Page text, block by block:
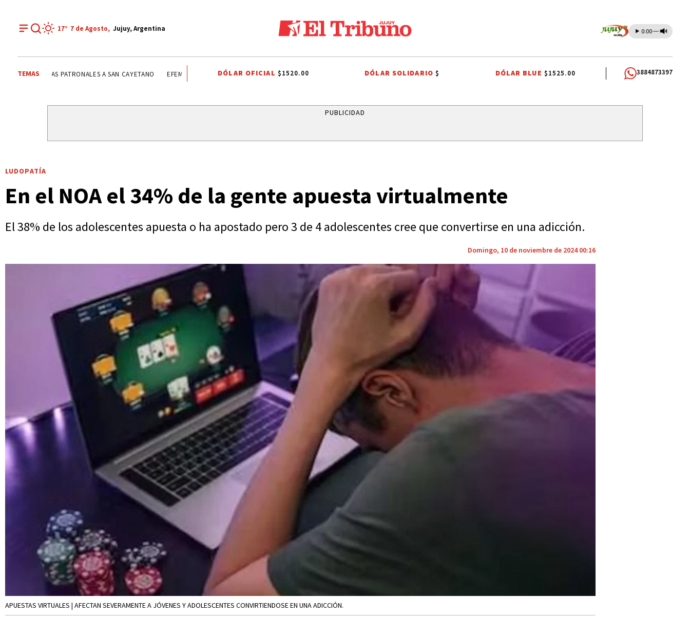
17° 7 de Agosto, Jujuy, Argentina 0:00
TEMAS FIESTAS PATRONALES A SAN CAYETANO FIESTAS PATRONALES A SAN CAYETANO CONFLICTO PORTUARIO GREMIOS DOCENTES RUBÉN EDUARDO RIVAROLA JORGE GARCÍA
DÓLAR OFICIAL $1520.00 DÓLAR SOLIDARIO$ DÓLAR BLUE $1525.00 3884873397
PUBLICIDAD
LUDOPATÍA
En el NOA el 34% de la gente apuesta virtualmente
El 38% de los adolescentes apuesta o ha apostado pero 3 de 4 adolescentes cree que convertirse en una adicción.
Domingo, 10 de noviembre de 2024 00:16
APUESTAS VIRTUALES | AFECTAN SEVERAMENTE A JÓVENES Y ADOLESCENTES CONVIRTIENDOSE EN UNA ADICCIÓN.